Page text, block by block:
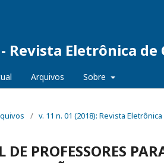
- Revista Eletrônica
Arquivos Sobre
/ v. 11 n. 01 (2018): Revista
DE PROFESSORES